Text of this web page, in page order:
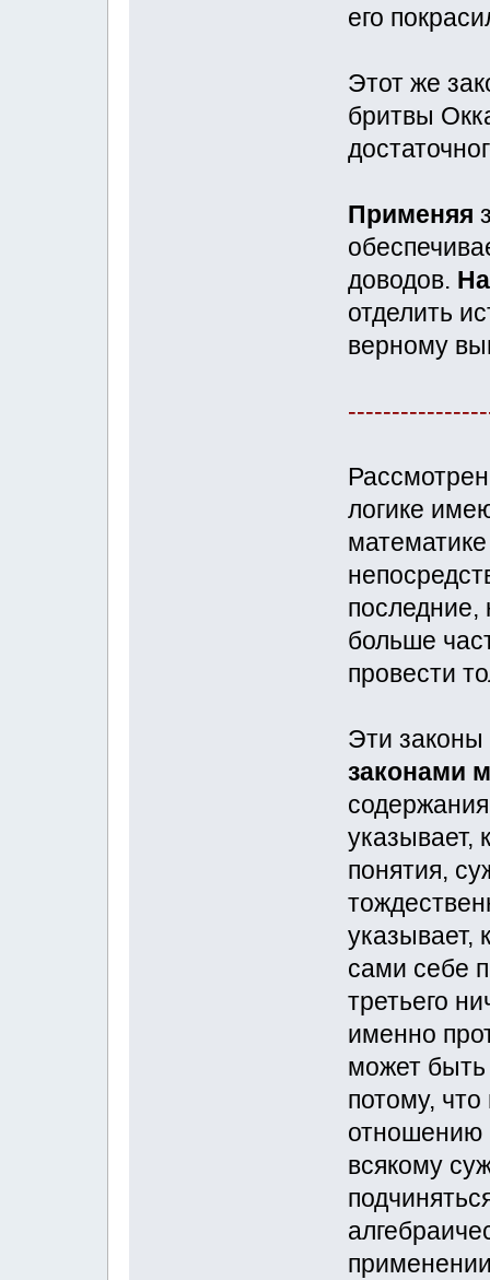
его
Этот же
бритвы
Применяя
доводов.
отделить
верному
логике
последние,
больше
провести
Эти
законами
указывает,
понятия,
сами себе
третьего
именно
может быть
потому,
отношению
всякому